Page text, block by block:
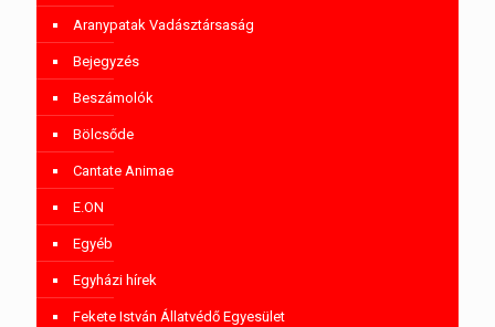
Aranypatak Vadásztársaság
Bejegyzés
Beszámolók
Bölcsőde
Cantate Animae
E.ON
Egyéb
Egyházi hírek
Fekete István Állatvédő Egyesület